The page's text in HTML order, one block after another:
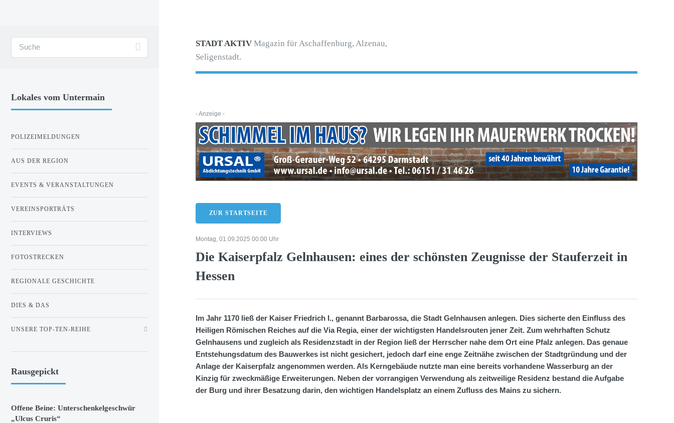
STADT AKTIV Magazin für Aschaffenburg, Alzenau,
Seligenstadt.
- Anzeige -
ZUR STARTSEITE
Montag, 01.09.2025 00:00 Uhr
Die Kaiserpfalz Gelnhausen: eines der schönsten Zeugnisse der Stauferzeit in
Hessen
Im Jahr 1170 ließ der Kaiser Friedrich I., genannt Barbarossa, die Stadt Gelnhausen anlegen. Dies sicherte den Einfluss des
Heiligen Römischen Reiches auf die Via Regia, einer der wichtigsten Handelsrouten jener Zeit. Zum wehrhaften Schutz
Gelnhausens und zugleich als Residenzstadt in der Region ließ der Herrscher nahe dem Ort eine Pfalz anlegen. Das genaue
Entstehungsdatum des Bauwerkes ist nicht gesichert, jedoch darf eine enge Zeitnähe zwischen der Stadtgründung und der
Anlage der Kaiserpfalz angenommen werden. Als Kerngebäude nutzte man eine bereits vorhandene Wasserburg an der
Kinzig für zweckmäßige Erweiterungen. Neben der vorrangigen Verwendung als zeitweilige Residenz bestand die Aufgabe
der Burg und ihrer Besatzung darin, den wichtigen Handelsplatz an einem Zufluss des Mains zu sichern.
Lokales vom Untermain
POLIZEIMELDUNGEN
AUS DER REGION
EVENTS & VERANSTALTUNGEN
VEREINSPORTRÄTS
INTERVIEWS
FOTOSTRECKEN
REGIONALE GESCHICHTE
DIES & DAS
UNSERE TOP-TEN-REIHE
Rausgepickt
Offene Beine: Unterschenkelgeschwür
„Ulcus Cruris“